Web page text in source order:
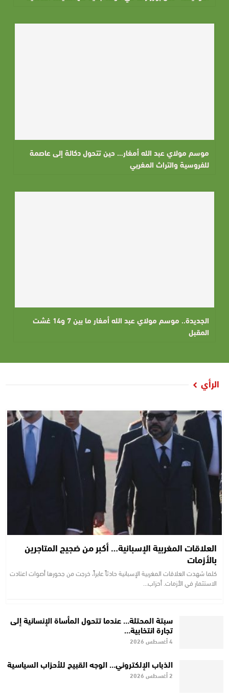
موسم مولاي عبد الله أمغار… حين تتحول دكالة إلى عاصمة
للفروسية والتراث المغربي
الجديدة.. موسم مولاي عبد الله أمغار ما بين 7 و14 غشت
المقبل
الرأي
العلاقات المغربية الإسبانية… أكبر من ضجيج المتاجرين
بالأزمات
كلما شهدت العلاقات المغربية الإسبانية حادثاً عابراً، خرجت من جحورها أصوات اعتادت
الاستثمار في الأزمات. أحزاب…
سبتة المحتلة… عندما تتحول المأساة الإنسانية إلى
تجارة انتخابية…
4 أغسطس 2026
الذباب الإلكتروني… الوجه القبيح للأحزاب السياسية
2 أغسطس 2026